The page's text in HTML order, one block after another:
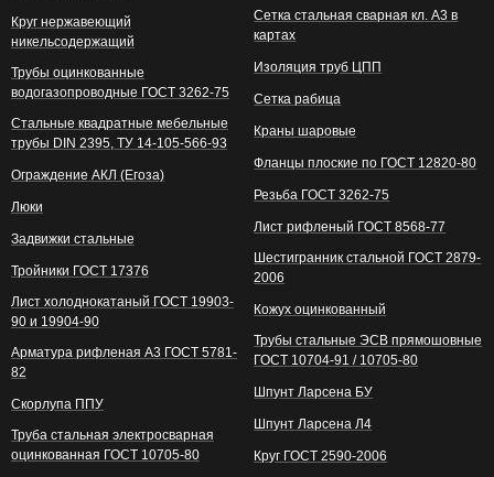
Круг нержавеющий
никельсодержащий
Трубы оцинкованные
водогазопроводные ГОСТ 3262-75
Стальные квадратные мебельные
трубы DIN 2395, ТУ 14-105-566-93
Ограждение АКЛ (Егоза)
Люки
Задвижки стальные
Тройники ГОСТ 17376
Лист холоднокатаный ГОСТ 19903-
90 и 19904-90
Арматура рифленая А3 ГОСТ 5781-
82
Скорлупа ППУ
Труба стальная электросварная
оцинкованная ГОСТ 10705-80
Сетка стальная сварная кл. А3 в
картах
Изоляция труб ЦПП
Сетка рабица
Краны шаровые
Фланцы плоские по ГОСТ 12820-80
Резьба ГОСТ 3262-75
Лист рифленый ГОСТ 8568-77
Шестигранник стальной ГОСТ 2879-
2006
Кожух оцинкованный
Трубы стальные ЭСВ прямошовные
ГОСТ 10704-91 / 10705-80
Шпунт Ларсена БУ
Шпунт Ларсена Л4
Круг ГОСТ 2590-2006